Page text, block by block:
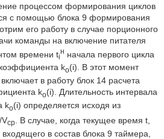
процессом формирования циклов
с помощью блока 9 формирования
его работу в случае порционного
команды на включение питателя
времени ti
н начала первого цикла
ko(i). В этот момент
в работу блок 14 расчета
ko(i). Длительность интервала
ko(i) определяется исходя из
ср
. В случае, когда текущее время t,
в состав блока 9 таймера,